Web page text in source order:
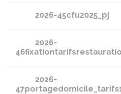
2026-45cfu2025_pj
2026-
2026-